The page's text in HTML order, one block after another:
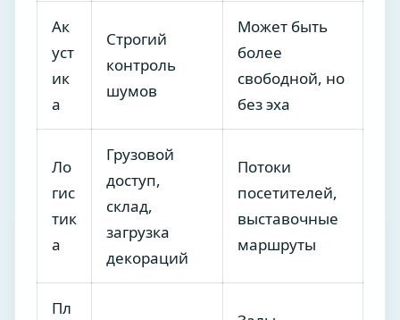
Ак
уст
ик
а
Строгий
контроль
шумов
Может быть
более
свободной, но
без эха
Ло
гис
тик
а
Грузовой
доступ,
склад,
загрузка
декораций
Потоки
посетителей,
выставочные
маршруты
Пл